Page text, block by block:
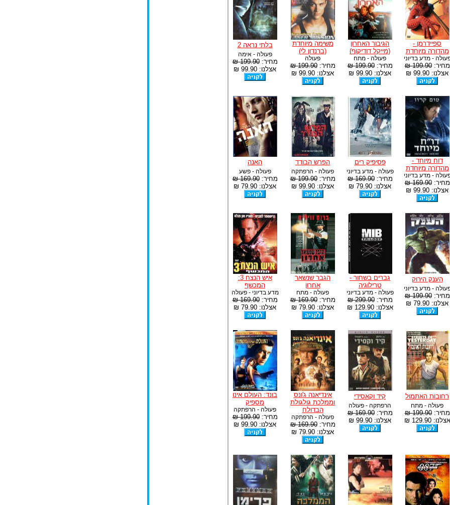
ספיידרמן -
מהדורה מיוחדת
- מדע בדיוני
מחיר:199.90 ₪
אצלנו: 99.90 ₪
הגיבור האחרון
(מייקל דודיקוף)
פעולה - מתח
מחיר:199.90 ₪
אצלנו: 99.90 ₪
משימה מיוחדת
(ברנדון לי)
פעולה
מחיר:199.90 ₪
אצלנו: 99.90 ₪
בלתי נראה 2
פעולה - אימה
מחיר:199.90 ₪
אצלנו: 99.90 ₪
דוח מיוחד -
מהדורה מיוחדת
- מדע בדיוני
מחיר:169.90 ₪
אצלנו: 99.90 ₪
פסיפיק רים
פעולה - מדע בדיוני
מחיר:169.90 ₪
אצלנו: 79.90 ₪
הפרש הבודד
פעולה - הרפתקה
מחיר:199.90 ₪
אצלנו: 99.90 ₪
האנה
פעולה - פשע
מחיר:169.90 ₪
אצלנו: 79.90 ₪
הענק הירוק
- מדע בדיוני
מחיר:199.90 ₪
אצלנו: 79.90 ₪
גברים בשחור -
טרילוגיה
פעולה - מדע בדיוני
מחיר:299.90 ₪
אצלנו: 129.90 ₪
הגבר שנשאר
אחרון
פעולה - מתח
מחיר:169.90 ₪
אצלנו: 79.90 ₪
איש הנצח 3:
המכשף
מדע בדיוני - פעולה
מחיר:169.90 ₪
אצלנו: 79.90 ₪
רחובות האתמול
פעולה - מתח
מחיר:199.90 ₪
אצלנו: 129.90 ₪
קיד וקאסידי
הרפתקה - פעולה
מחיר:169.90 ₪
אצלנו: 99.90 ₪
אינדיאנה ג'ונס
וממלכת גולגולת
הבדולח
פעולה - הרפתקה
מחיר:169.90 ₪
אצלנו: 79.90 ₪
בונד: העולם אינו
מספיק
פעולה - הרפתקה
מחיר:199.90 ₪
אצלנו: 99.90 ₪